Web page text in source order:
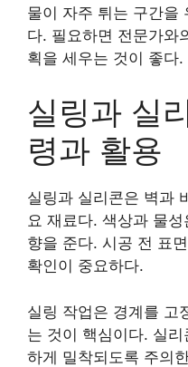
물이 자주 튀는 구간을
다. 필요하면 전문가와
획을 세우는 것이 좋다.
실링과 실
령과 활용
실링과 실리콘은 벽과
요 재료다. 색상과 물
향을 준다. 시공 전 표
확인이 중요하다.
실링 작업은 경계를 고
는 것이 핵심이다. 실
하게 밀착되도록 주의